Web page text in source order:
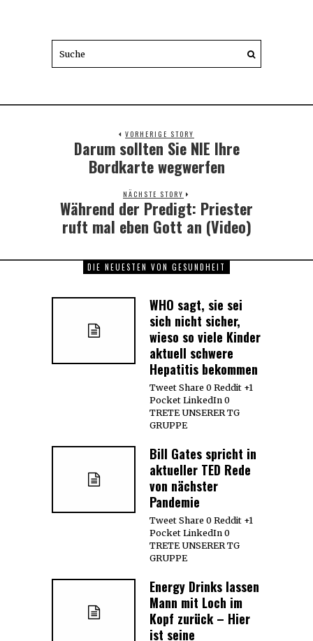
VORHERIGE STORY
Previous
Darum sollten Sie NIE Ihre
Bordkarte wegwerfen
NÄCHSTE STORY
Next
post:
Während der Predigt: Priester
ruft mal eben Gott an (Video)
DIE NEUESTEN VON GESUNDHEIT
WHO sagt, sie sei
sich nicht sicher,
wieso so viele Kinder
aktuell schwere
Hepatitis bekommen
Tweet Share 0 Reddit +1
Pocket LinkedIn 0
TRETE UNSERER TG
GRUPPE
Bill Gates spricht in
aktueller TED Rede
von nächster
Pandemie
Tweet Share 0 Reddit +1
Pocket LinkedIn 0
TRETE UNSERER TG
GRUPPE
Energy Drinks lassen
Mann mit Loch im
Kopf zurück – Hier
ist seine